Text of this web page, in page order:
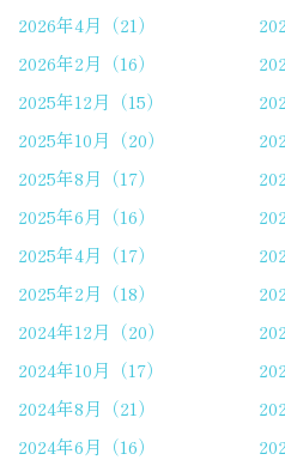
2026年4月（21）
2026年2月（16）
2025年12月（15）
2025年10月（20）
2025年8月（17）
2025年6月（16）
2025年4月（17）
2025年2月（18）
2024年12月（20）
2024年10月（17）
2024年8月（21）
2024年6月（16）